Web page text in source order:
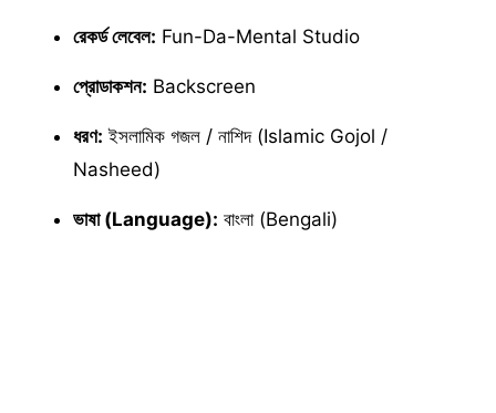
রেকর্ড লেবেল: Fun-Da-Mental Studio
প্রোডাকশন: Backscreen
ধরণ: ইসলামিক গজল / নাশিদ (Islamic Gojol /
Nasheed)
ভাষা (Language): বাংলা (Bengali)